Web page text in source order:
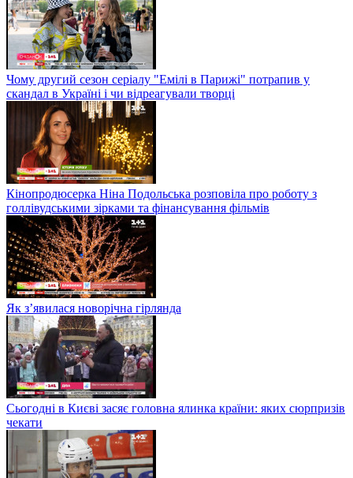
Чому другий сезон серіалу "Емілі в Парижі" потрапив у
скандал в Україні і чи відреагували творці
Кінопродюсерка Ніна Подольська розповіла про роботу з
голлівудськими зірками та фінансування фільмів
Як з’явилася новорічна гірлянда
Сьогодні в Києві засяє головна ялинка країни: яких сюрпризів
чекати